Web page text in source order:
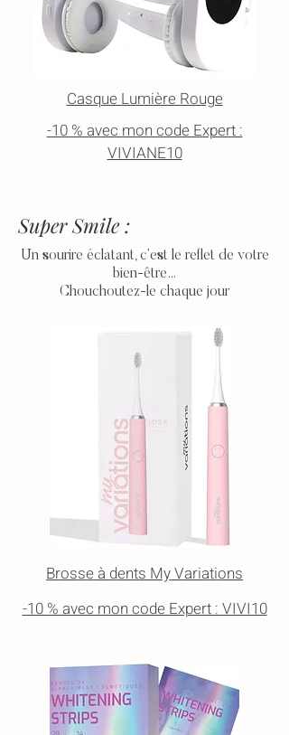
Casque Lumière Rouge
-10 % avec mon code Expert :
VIVIANE10
Super Smile :
Un sourire éclatant, c’est le reflet de votre
bien-être…
Chouchoutez-le chaque jour
Brosse à dents My Variations
-10 % avec mon code Expert : VIVI10